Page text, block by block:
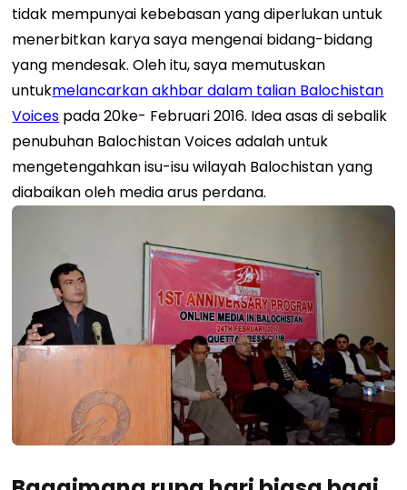
tidak mempunyai kebebasan yang diperlukan untuk
menerbitkan karya saya mengenai bidang-bidang
yang mendesak. Oleh itu, saya memutuskan
untukmelancarkan akhbar dalam talian Balochistan
Voices pada 20ke- Februari 2016. Idea asas di sebalik
penubuhan Balochistan Voices adalah untuk
mengetengahkan isu-isu wilayah Balochistan yang
diabaikan oleh media arus perdana.